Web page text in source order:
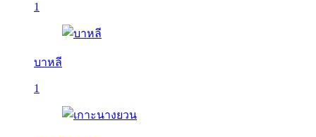
1
บาหลี
1